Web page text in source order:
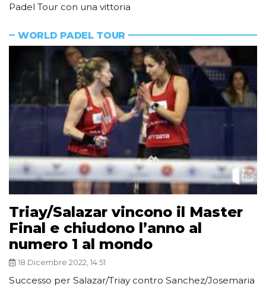
Padel Tour con una vittoria
WORLD PADEL TOUR
Triay/Salazar vincono il Master
Final e chiudono l’anno al
numero 1 al mondo
18 Dicembre 2022, 14:51
Successo per Salazar/Triay contro Sanchez/Josemaria